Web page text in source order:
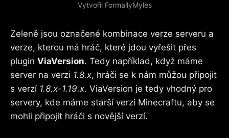
Vytvořil FormallyMyles
Zeleně jsou označené kombinace verze serveru a
verze, kterou má hráč, které jdou vyřešit přes
plugin ViaVersion. Tedy například, když máme
server na verzi 1.8.x, hráči se k nám můžou připojit
s verzí 1.8.x-1.19.x. ViaVersion je tedy vhodný pro
servery, kde máme starší verzi Minecraftu, aby se
mohli připojit hráči s novější verzí.